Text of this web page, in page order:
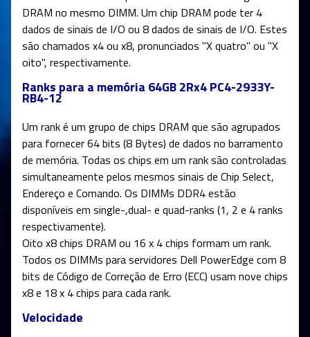
DRAM no mesmo DIMM. Um chip DRAM pode ter 4
dados de sinais de I/O ou 8 dados de sinais de I/O. Estes
são chamados x4 ou x8, pronunciados "X quatro" ou "X
oito", respectivamente.
Ranks para a memória 64GB 2Rx4 PC4-2933Y-
RB4-12
Um rank é um grupo de chips DRAM que são agrupados
para fornecer 64 bits (8 Bytes) de dados no barramento
de memória. Todas os chips em um rank são controladas
simultaneamente pelos mesmos sinais de Chip Select,
Endereço e Comando. Os DIMMs DDR4 estão
disponíveis em single-,dual- e quad-ranks (1, 2 e 4 ranks
respectivamente).
Oito x8 chips DRAM ou 16 x 4 chips formam um rank.
Todos os DIMMs para servidores Dell PowerEdge com 8
bits de Código de Correção de Erro (ECC) usam nove chips
x8 e 18 x 4 chips para cada rank.
Velocidade